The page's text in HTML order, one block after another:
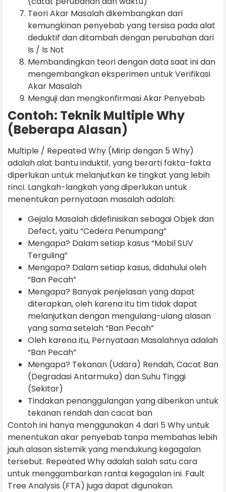
Teori Akar Masalah dikembangkan dari
kemungkinan penyebab yang tersisa pada alat
deduktif dan ditambah dengan perubahan dari
Is / Is Not
Membandingkan teori dengan data saat ini dan
mengembangkan eksperimen untuk Verifikasi
Akar Masalah
Menguji dan mengkonfirmasi Akar Penyebab
Contoh: Teknik Multiple Why
(Beberapa Alasan)
Multiple / Repeated Why (Mirip dengan 5 Why)
adalah alat bantu induktif, yang berarti fakta-fakta
diperlukan untuk melanjutkan ke tingkat yang lebih
rinci. Langkah-langkah yang diperlukan untuk
menentukan pernyataan masalah adalah:
Gejala Masalah didefinisikan sebagai Objek dan
Defect, yaitu “Cedera Penumpang”
Mengapa? Dalam setiap kasus “Mobil SUV
Terguling”
Mengapa? Dalam setiap kasus, didahului oleh
“Ban Pecah”
Mengapa? Banyak penjelasan yang dapat
diterapkan, oleh karena itu tim tidak dapat
melanjutkan dengan mengulang-ulang alasan
yang sama setelah “Ban Pecah”
Oleh karena itu, Pernyataan Masalahnya adalah
“Ban Pecah”
Mengapa? Tekanan (Udara) Rendah, Cacat Ban
(Degradasi Antarmuka) dan Suhu Tinggi
(Sekitar)
Tindakan penanggulangan yang diberikan untuk
tekanan rendah dan cacat ban
Contoh ini hanya menggunakan 4 dari 5 Why untuk
menentukan akar penyebab tanpa membahas lebih
jauh alasan sistemik yang mendukung kegagalan
tersebut. Repeated Why adalah salah satu cara
untuk menggambarkan rantai kegagalan ini. Fault
Tree Analysis (FTA) juga dapat digunakan.